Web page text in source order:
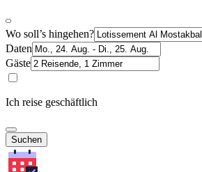
Wo soll’s hingehen?
Daten
Gäste
Ich reise geschäftlich
Suchen